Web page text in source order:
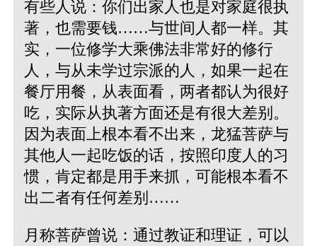
有些人说：你们出家人也是对家庭很执
著，也需要钱……与世间人都一样。其
实，一位修学大乘佛法非常好的修行
人，与从未学过宗派的人，如果一起在
餐厅用餐，从表面看，两者都认为很好
吃，实际从执著方面还是有很大差别。
因为表面上根本看不出来，龙猛菩萨与
其他人一起吃饭的话，按照印度人的习
惯，肯定都是用手来抓，可能根本看不
出二者有任何差别……
月称菩萨曾说：通过教证和理证，可以